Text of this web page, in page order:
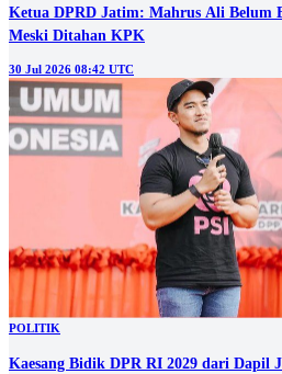
Ketua DPRD Jatim: Mahrus Ali Belum
Meski Ditahan KPK
30 Jul 2026 08:42 UTC
POLITIK
Kaesang Bidik DPR RI 2029 dari Dapil